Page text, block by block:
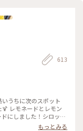
613
うちに次のスポット
レモネードとレモン
にしました！シロップ
ある画材をお借りし
もっとみる